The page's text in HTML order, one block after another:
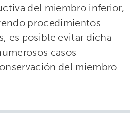
del miembro inferior,
procedimientos
es posible evitar dicha
casos
del miembro